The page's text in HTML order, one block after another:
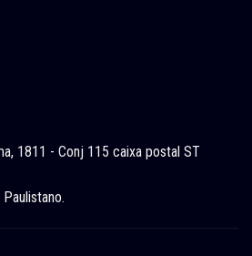
1811 - Conj 115 caixa postal ST